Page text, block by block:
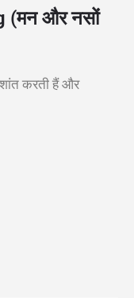
(मन और नसों
शांत करती हैं और